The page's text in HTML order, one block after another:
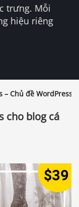
trưng. Mỗi
hiệu riêng
– Chủ đề WordPress
cho blog cá